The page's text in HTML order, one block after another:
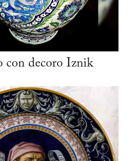
con decoro Iznik